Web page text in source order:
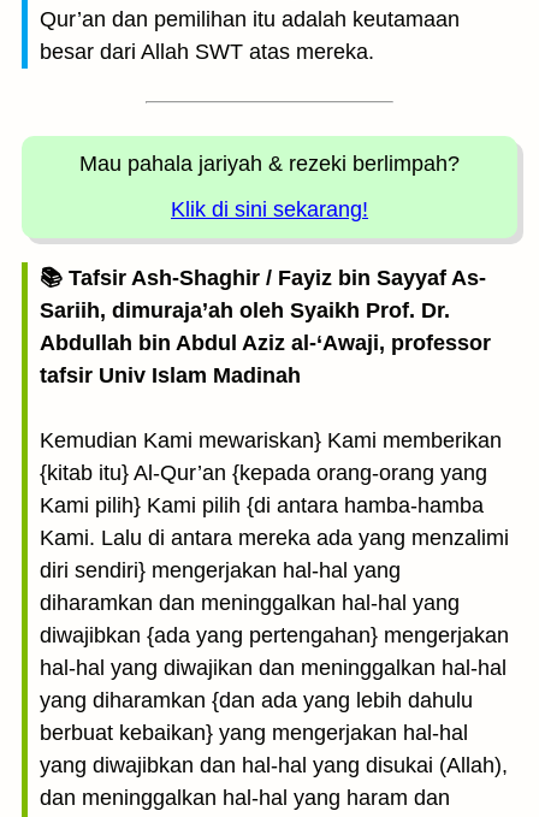
Qur’an dan pemilihan itu adalah keutamaan
besar dari Allah SWT atas mereka.
Mau pahala jariyah & rezeki berlimpah?
Klik di sini sekarang!
📚 Tafsir Ash-Shaghir / Fayiz bin Sayyaf As-
Sariih, dimuraja’ah oleh Syaikh Prof. Dr.
Abdullah bin Abdul Aziz al-‘Awaji, professor
tafsir Univ Islam Madinah
Kemudian Kami mewariskan} Kami memberikan
{kitab itu} Al-Qur’an {kepada orang-orang yang
Kami pilih} Kami pilih {di antara hamba-hamba
Kami. Lalu di antara mereka ada yang menzalimi
diri sendiri} mengerjakan hal-hal yang
diharamkan dan meninggalkan hal-hal yang
diwajibkan {ada yang pertengahan} mengerjakan
hal-hal yang diwajikan dan meninggalkan hal-hal
yang diharamkan {dan ada yang lebih dahulu
berbuat kebaikan} yang mengerjakan hal-hal
yang diwajibkan dan hal-hal yang disukai (Allah),
dan meninggalkan hal-hal yang haram dan